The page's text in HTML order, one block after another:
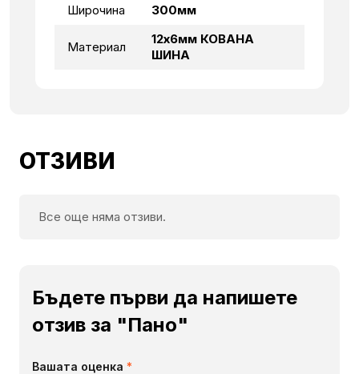
Широчина
300мм
Материал
12х6мм КОВАНА
ШИНА
ОТЗИВИ
Все още няма отзиви.
Бъдете първи да напишете
отзив за "Пано"
Вашата оценка *